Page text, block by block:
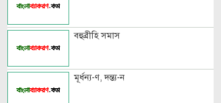
বিভিন্ন ভাষায় লিঙ্গের উদাহরণ দাও
বহুব্রীহি সমাস
মূর্ধন্য-ণ, দন্ত্য-ন